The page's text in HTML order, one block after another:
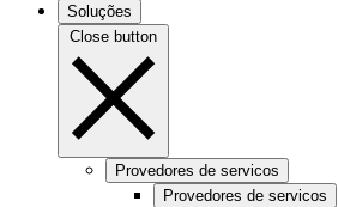
Soluções
Close button
Provedores de servicos
Provedores de servicos